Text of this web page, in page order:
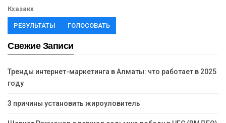
Кхазакх
РЕЗУЛЬТАТЫ ГОЛОСОВАТЬ
Свежие Записи
Тренды интернет-маркетинга в Алматы: что работает в 2025
году
3 причины установить жироуловитель